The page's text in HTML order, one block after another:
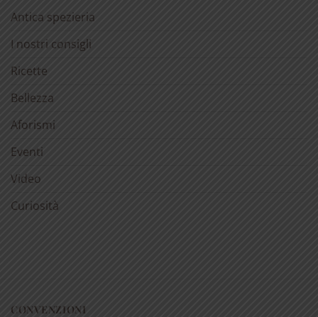
Antica spezieria
I nostri consigli
Ricette
Bellezza
Aforismi
Eventi
Video
Curiosità
CONVENZIONI